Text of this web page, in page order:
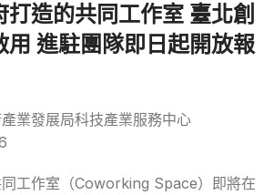
造的共同工作室 臺北創
用 進駐團隊即日起開放報
業發展局科技產業服務中心
工作室（Coworking Space）即將在